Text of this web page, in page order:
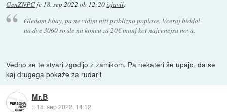
GenZNPCje 18. sep 2022 ob 12:20izjavil:
Gledam Ebay, pa ne vidim niti priblizno poplave. Vceraj biddal
na dve 3060 so sle na koncu za 20€ manj kot najcenejsa nova.
Vedno se te stvari zgodijo z zamikom. Pa nekateri še upajo, da se
kaj drugega pokaže za rudarit
Mr.B
:: 18. sep 2022, 14:12